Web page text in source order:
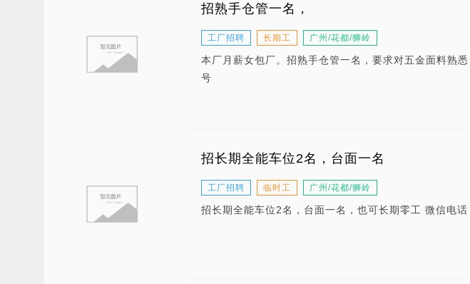
招熟手仓管一名，
工厂招聘 长期工 广州/花都/狮岭
本厂月薪女包厂。招熟手仓管一名，要求对五金面料熟
号
招长期全能车位2名，台面一名
工厂招聘 临时工 广州/花都/狮岭
招长期全能车位2名，台面一名，也可长期零工 微信电话